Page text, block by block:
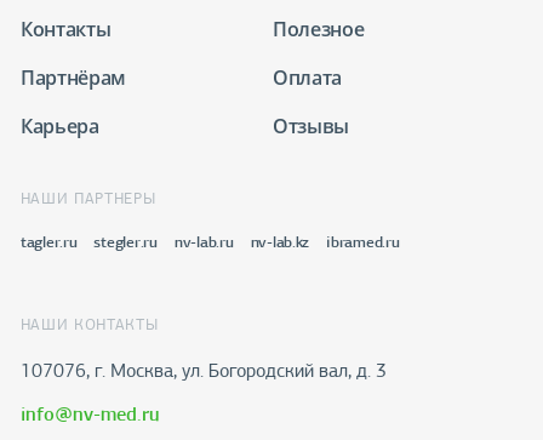
Контакты
Полезное
Партнёрам
Оплата
Карьера
Отзывы
НАШИ ПАРТНЕРЫ
tagler.ru stegler.ru nv-lab.ru nv-lab.kz ibramed.ru
НАШИ КОНТАКТЫ
107076, г. Москва, ул. Богородский вал, д. 3
info@nv-med.ru